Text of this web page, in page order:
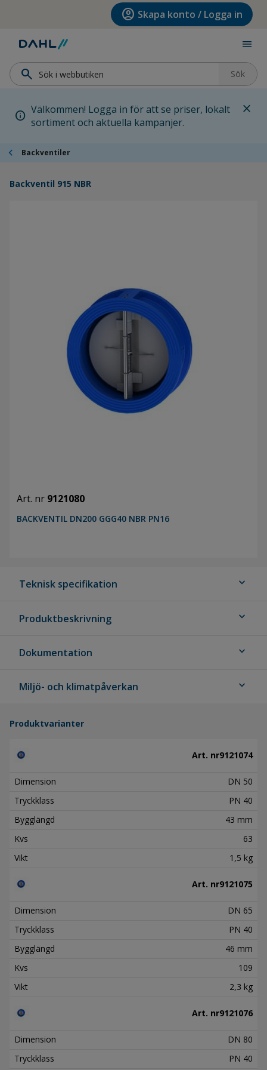
Hoppa till huvudinnehållet account_circle Skapa konto / Logga in
menu
search Sök
info Välkommen! Logga in för att se priser, lokalt
sortiment och aktuella kampanjer.
close
chevron_left Backventiler
Backventil 915 NBR
Art. nr 9121080
BACKVENTIL DN200 GGG40 NBR PN16
Teknisk specifikation expand_more
Produktbeskrivning expand_more
Dokumentation expand_more
Miljö- och klimatpåverkan expand_more
Produktvarianter
Art. nr9121074
Dimension
DN 50
Tryckklass
PN 40
Bygglängd
43 mm
Kvs
63
Vikt
1,5 kg
Art. nr9121075
Dimension
DN 65
Tryckklass
PN 40
Bygglängd
46 mm
Kvs
109
Vikt
2,3 kg
Art. nr9121076
Dimension
DN 80
Tryckklass
PN 40